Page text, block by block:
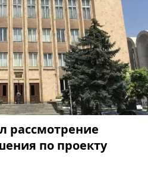
рассмотрение
по проекту